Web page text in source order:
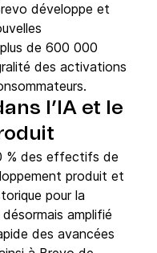
développe et
de 600 000
des activations
l’IA et le
% des effectifs de
produit et
pour la
amplifié
des avancées